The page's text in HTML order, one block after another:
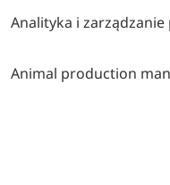
Analityka i
Animal production